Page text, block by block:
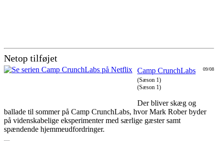
Netop tilføjet
09/08
Camp CrunchLabs
(Sæson 1)
(Sæson 1)
Der bliver skæg og
ballade til sommer på Camp CrunchLabs, hvor Mark Rober byder
på videnskabelige eksperimenter med særlige gæster samt
spændende hjemmeudfordringer.